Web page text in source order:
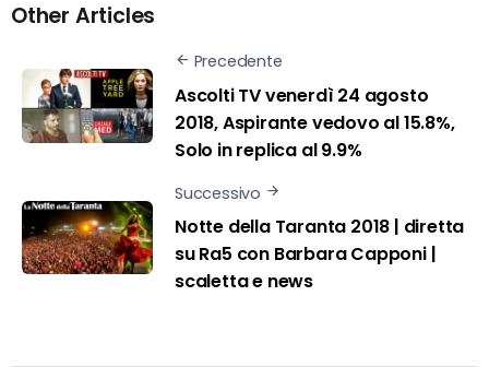
Other Articles
Precedente
Ascolti TV venerdì 24 agosto
2018, Aspirante vedovo al 15.8%,
Solo in replica al 9.9%
Successivo
Notte della Taranta 2018 | diretta
su Ra5 con Barbara Capponi |
scaletta e news